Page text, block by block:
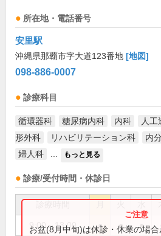
所在地・電話番号
安里駅
沖縄県那覇市字大道123番地 [地図]
098-886-0007
診療科目
循環器科 糖尿病内科 内科 人工
形外科
リハビリテーション科 内
婦人科
もっと見る
診療/受付時間・休診日
9:00～13:00 ● ● ●
お盆(8月中旬)は休診・休業の場